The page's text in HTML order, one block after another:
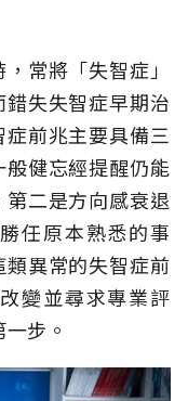
常將「失智症」
失失智症早期治
前兆主要具備三
健忘經提醒仍能
二是方向感衰退
任原本熟悉的事
異常的失智症前
變並尋求專業評
步。